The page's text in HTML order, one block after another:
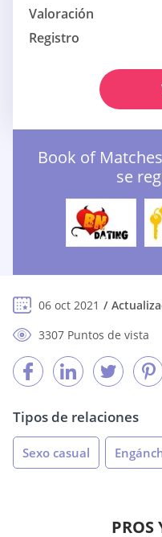
Valoración
Registro
Book of
se
06 oct 2021
3307 Puntos de vista
Tipos de relaciones
Sexo casual
PROS